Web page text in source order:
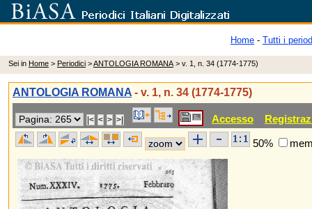
Home - Tutti i
Sei in Home > Periodici >ANTOLOGIA ROMANA > v. 1, n. 34 (1774-1775)
ANTOLOGIA ROMANA - v. 1, n. 34 (1774-1775)
Accesso
50%